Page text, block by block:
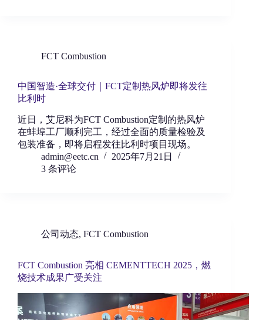
FCT Combustion
中国智造·全球交付｜FCT定制热风炉即将发往
比利时
近日，艾尼科为FCT Combustion定制的热风炉
在蚌埠工厂顺利完工，经过全面的质量检验及
包装准备，即将启程发往比利时项目现场。
admin@eetc.cn
2025年7月21日
3 条评论
公司动态, FCT Combustion
FCT Combustion 亮相 CEMENTTECH 2025，燃
烧技术成果广受关注